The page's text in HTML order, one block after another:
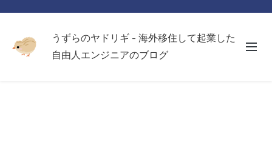
うずらのヤドリギ - 海外移住して起業した
自由人エンジニアのブログ